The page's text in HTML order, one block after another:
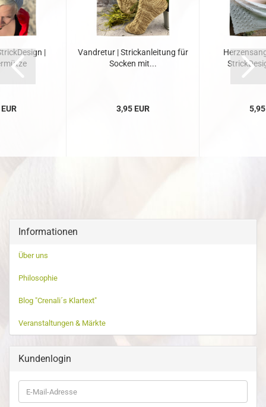
|
Vandretur | Strickanleitung für
Socken mit...
3,95 EUR 5,95
Informationen
Über uns
Philosophie
Blog "Crenali´s Klartext"
Veranstaltungen & Märkte
Kundenlogin